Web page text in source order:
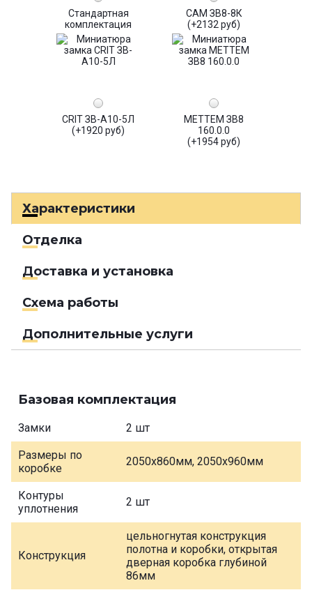
Стандартная
комплектация
САМ ЗВ8-8К
(+2132 руб)
CRIT ЗВ-А10-5Л
(+1920 руб)
МЕТТЕМ ЗВ8
160.0.0
(+1954 руб)
Характеристики
Отделка
Доставка и установка
Схема работы
Дополнительные услуги
Базовая комплектация
Замки 2 шт
Размеры по
коробке
2050х860мм, 2050х960мм
Контуры
уплотнения
2 шт
Конструкция
цельногнутая конструкция
полотна и коробки, открытая
дверная коробка глубиной
86мм